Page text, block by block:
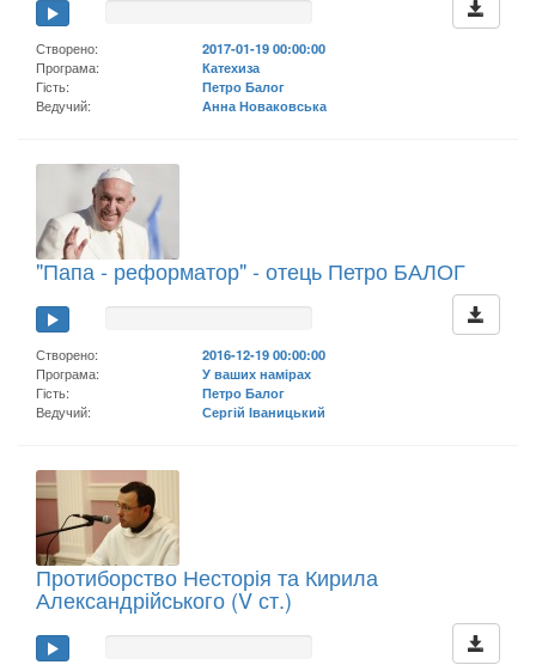
Створено:
2017-01-19 00:00:00
Програма:
Катехиза
Гість:
Петро Балог
Ведучий:
Анна Новаковська
"Папа - реформатор" - отець Петро БАЛОГ
Створено:
2016-12-19 00:00:00
Програма:
У ваших намірах
Гість:
Петро Балог
Ведучий:
Сергій Іваницький
Протиборство Несторія та Кирила
Александрійського (V ст.)